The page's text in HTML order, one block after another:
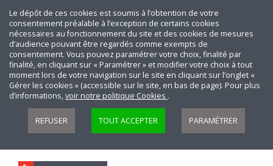
Le dépôt de ces cookies est soumis à l’obtention de votre
consentement préalable à l’exception de certains cookies
nécessaires au fonctionnement du site et des cookies de mesures
d’audience pouvant être regardés comme exempts de
consentement. Vous pouvez paramétrer votre choix, finalité par
finalité, en cliquant sur « Paramétrer » et modifier votre choix à tout
moment lors de votre navigation sur le site en cliquant sur l’onglet «
Gérer les cookies » (accessible sur le site, en bas de page). Pour plus
d’informations,voir notre politique Cookies .
REFUSER TOUT ACCEPTER PARAMÉTRER